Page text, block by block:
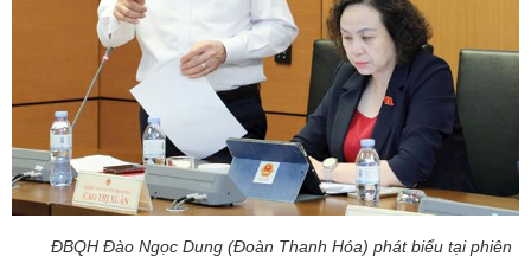
ĐBQH Đào Ngọc Dung (Đoàn Thanh Hóa) phát biểu tại phiên